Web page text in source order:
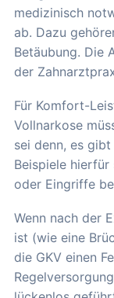
medizinisch
ab. Dazu
Betäubung. Die
der
Für Komfort-
Vollnarkose
sei denn, es
Beispiele
oder Eingriffe
Wenn nach der
ist (wie eine
die GKV einen